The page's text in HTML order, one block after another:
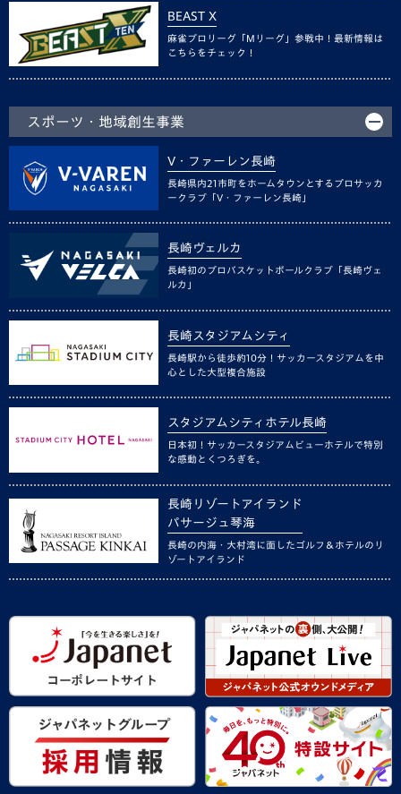
BEAST X
麻雀プロリーグ「Mリーグ」参戦中！最新情報は
こちらをチェック！
スポーツ・地域創生事業
V・ファーレン長崎
長崎県内21市町をホームタウンとするプロサッカ
ークラブ「V・ファーレン長崎」
長崎ヴェルカ
長崎初のプロバスケットボールクラブ「長崎ヴェ
ルカ」
長崎スタジアムシティ
長崎駅から徒歩約10分！サッカースタジアムを中
心とした大型複合施設
スタジアムシティホテル長崎
日本初！サッカースタジアムビューホテルで特別
な感動とくつろぎを。
長崎リゾートアイランド
パサージュ琴海
長崎の内海・大村湾に面したゴルフ＆ホテルのリ
ゾートアイランド